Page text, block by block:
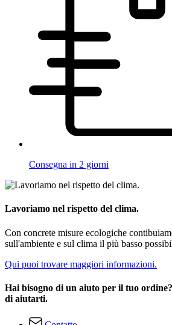
Consegna in 2 giorni
Lavoriamo nel rispetto del clima.
Con concrete misure ecologiche
sull'ambiente e sul clima il più basso
Qui puoi trovare maggiori informazioni.
Hai bisogno di un aiuto per il tuo
di aiutarti.